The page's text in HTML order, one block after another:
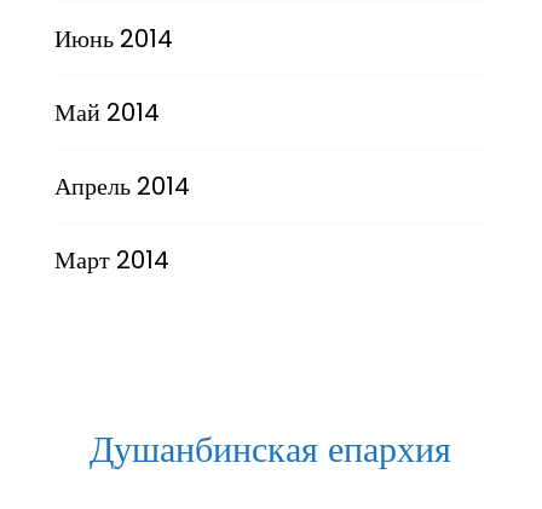
Июнь 2014
Май 2014
Апрель 2014
Март 2014
Душанбинская епархия